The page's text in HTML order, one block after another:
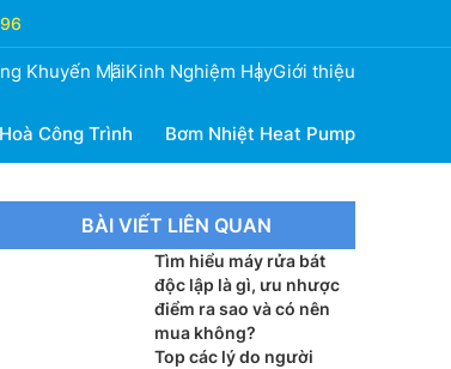
Khuyến MãiKinh Nghiệm HayGiới thiệu
Công Trình Bơm Nhiệt Heat Pump
BÀI VIẾT LIÊN QUAN
Tìm hiểu máy rửa bát
độc lập là gì, ưu nhược
điểm ra sao và có nên
mua không?
Top các lý do người